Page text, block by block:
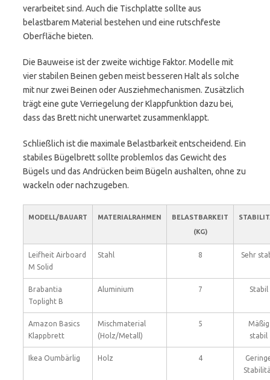
verarbeitet sind. Auch die Tischplatte sollte aus
belastbarem Material bestehen und eine rutschfeste
Oberfläche bieten.
Die Bauweise ist der zweite wichtige Faktor. Modelle mit
vier stabilen Beinen geben meist besseren Halt als solche
mit nur zwei Beinen oder Ausziehmechanismen. Zusätzlich
trägt eine gute Verriegelung der Klappfunktion dazu bei,
dass das Brett nicht unerwartet zusammenklappt.
Schließlich ist die maximale Belastbarkeit entscheidend. Ein
stabiles Bügelbrett sollte problemlos das Gewicht des
Bügels und das Andrücken beim Bügeln aushalten, ohne zu
wackeln oder nachzugeben.
MODELL/BAUART MATERIALRAHMEN
BELASTBARKEIT
(KG)
Leifheit Airboard
M Solid
Stahl 8 Sehr
Brabantia
Toplight B
Aluminium 7 Stabil
Amazon Basics
Klappbrett
Mischmaterial
(Holz/Metall)
5
Mäßig
stabil
Ikea Oumbärlig Holz 4